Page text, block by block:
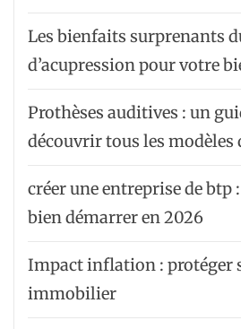
Les bienfaits surprenants
d’acupression pour votre
Prothèses auditives : un
découvrir tous les modèles
créer une entreprise de btp
bien démarrer en 2026
Impact inflation : protéger
immobilier